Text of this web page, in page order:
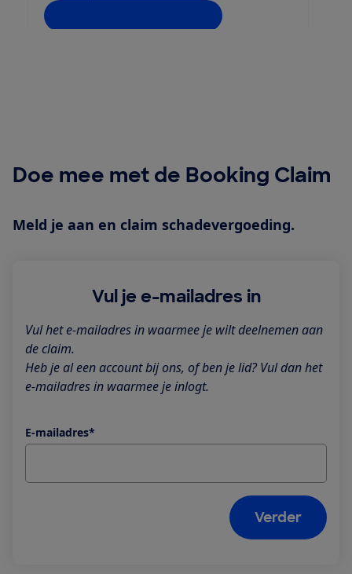
Doe mee met de Booking Claim
Meld je aan en claim schadevergoeding.
Vul je e-mailadres in
Vul het e-mailadres in waarmee je wilt deelnemen aan
de claim.
Heb je al een account bij ons, of ben je lid? Vul dan het
e-mailadres in waarmee je inlogt.
E-mailadres*
Verder